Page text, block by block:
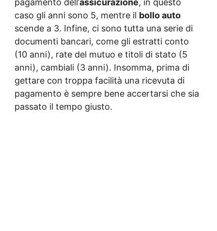
pagamento dell’assicurazione, in questo
caso gli anni sono 5, mentre il bollo auto
scende a 3. Infine, ci sono tutta una serie di
documenti bancari, come gli estratti conto
(10 anni), rate del mutuo e titoli di stato (5
anni), cambiali (3 anni). Insomma, prima di
gettare con troppa facilità una ricevuta di
pagamento è sempre bene accertarsi che sia
passato il tempo giusto.